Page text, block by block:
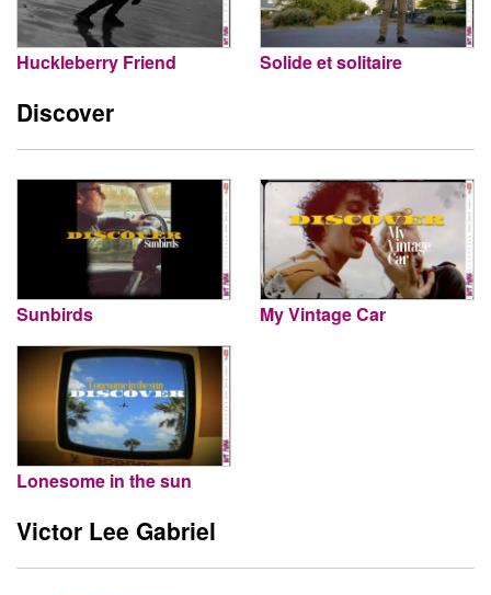
Huckleberry Friend Solide et solitaire
Discover
Sunbirds My Vintage Car
Lonesome in the sun
Victor Lee Gabriel